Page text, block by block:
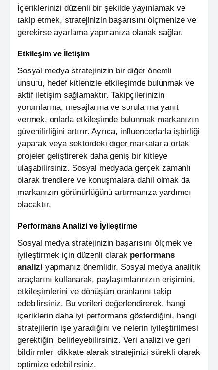
İçeriklerinizi düzenli bir şekilde yayınlamak ve
takip etmek, stratejinizin başarısını ölçmenize ve
gerekirse ayarlama yapmanıza olanak sağlar.
Etkileşim ve İletişim
Sosyal medya stratejinizin bir diğer önemli
unsuru, hedef kitlenizle etkileşimde bulunmak ve
aktif iletişim sağlamaktır. Takipçilerinizin
yorumlarına, mesajlarına ve sorularına yanıt
vermek, onlarla etkileşimde bulunmak markanızın
güvenilirliğini artırır. Ayrıca, influencerlarla işbirliği
yaparak veya sektördeki diğer markalarla ortak
projeler geliştirerek daha geniş bir kitleye
ulaşabilirsiniz. Sosyal medyada gerçek zamanlı
olarak trendlere ve konuşmalara dahil olmak da
markanızın görünürlüğünü artırmanıza yardımcı
olacaktır.
Performans Analizi ve İyileştirme
Sosyal medya stratejinizin başarısını ölçmek ve
iyileştirmek için düzenli olarak performans
analizi yapmanız önemlidir. Sosyal medya analitik
araçlarını kullanarak, paylaşımlarınızın erişimini,
etkileşimlerini ve dönüşüm oranlarını takip
edebilirsiniz. Bu verileri değerlendirerek, hangi
içeriklerin daha iyi performans gösterdiğini, hangi
stratejilerin işe yaradığını ve nelerin iyileştirilmesi
gerektiğini belirleyebilirsiniz. Veri analizi ve geri
bildirimleri dikkate alarak stratejinizi sürekli olarak
optimize edebilirsiniz.